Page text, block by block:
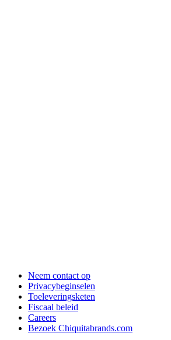
Neem contact op
Privacybeginselen
Toeleveringsketen
Fiscaal beleid
Careers
Bezoek Chiquitabrands.com